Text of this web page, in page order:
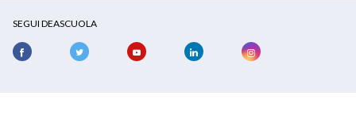
SEGUI DEASCUOLA